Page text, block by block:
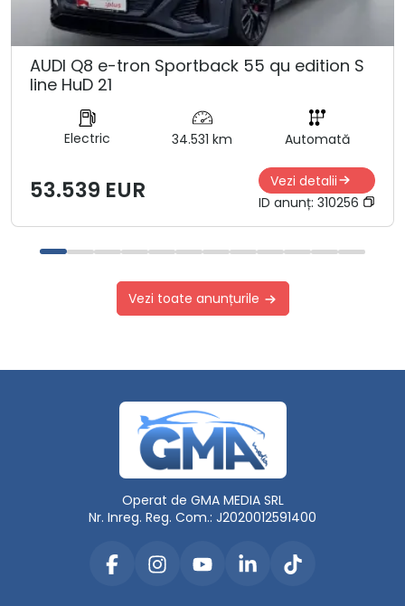
AUDI Q8 e-tron Sportback 55 qu edition S
line HuD 21
Electric 34.531 km Automată
53.539 EUR
Vezi detalii
ID anunț: 310256
Vezi toate anunțurile
Operat de GMA MEDIA SRL
Nr. Inreg. Reg. Com.: J2020012591400